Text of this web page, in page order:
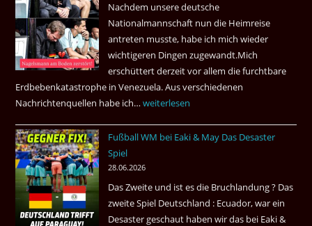
Thai
Airways
nonstop
nach
Amsterdam.
Nachdem unsere deutsche
Nationalmannschaft nun die Heimreise
antreten musste, habe ich mich wieder
wichtigeren Dingen zugewandt.Mich
erschüttert derzeit vor allem die furchtbare
Erdbebenkatastrophe in Venezuela. Aus verschiedenen
Nachrichtenquellen habe ich…Erdbeben
Venezuela
weiterlesen
Fußball WM bei Eaki & May Das Desaster
Spiel
28.06.2026
Das Zweite und ist es die Bruchlandung ? Das
zweite Spiel Deutschland : Ecuador, war ein
Desaster geschaut haben wir das bei Eaki &